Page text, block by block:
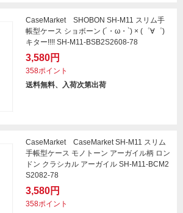
CaseMarket SHOBON SH-M11 スリム手
帳型ケース ショボーン (´・ω・`) × (゜∀゜)
キター!!!! SH-M11-BSB2S2608-78
3,580円
358ポイント
送料無料、入荷次第出荷
CaseMarket CaseMarket SH-M11 スリム
手帳型ケース モノトーン アーガイル柄 ロン
ドン クラシカル アーガイル SH-M11-BCM2
S2082-78
3,580円
358ポイント